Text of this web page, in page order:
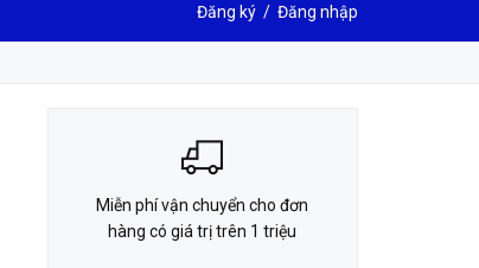
Đăng ký / Đăng nhập
Miễn phí vận chuyển cho đơn
hàng có giá trị trên 1 triệu